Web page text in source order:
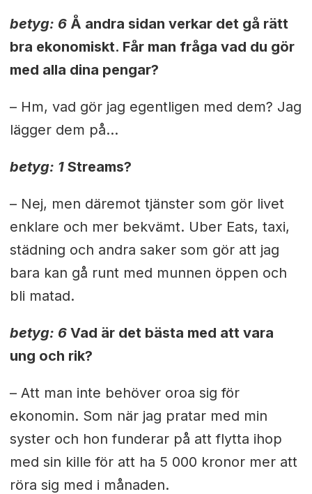
betyg: 6Å andra sidan verkar det gå rätt
bra ekonomiskt. Får man fråga vad du gör
med alla dina pengar?
– Hm, vad gör jag egentligen med dem? Jag
lägger dem på...
betyg: 1Streams?
– Nej, men däremot tjänster som gör livet
enklare och mer bekvämt. Uber Eats, taxi,
städning och andra saker som gör att jag
bara kan gå runt med munnen öppen och
bli matad.
betyg: 6Vad är det bästa med att vara
ung och rik?
– Att man inte behöver oroa sig för
ekonomin. Som när jag pratar med min
syster och hon funderar på att flytta ihop
med sin kille för att ha 5 000 kronor mer att
röra sig med i månaden.